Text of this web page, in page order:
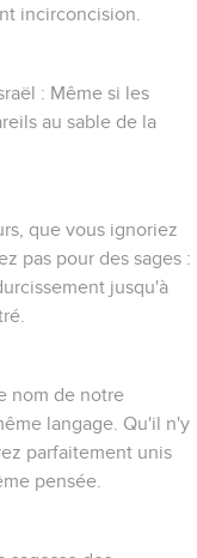
incirconcision.
: Même si les
au sable de la
que vous ignoriez
pas pour des sages :
jusqu'à
nom de notre
langage. Qu'il n'y
parfaitement unis
pensée.